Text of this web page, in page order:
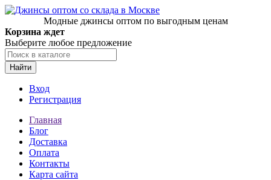
Модные джинсы оптом по выгодным ценам
Корзина ждет
Выберите любое предложение
Найти
Вход
Регистрация
Главная
Блог
Доставка
Оплата
Контакты
Карта сайта